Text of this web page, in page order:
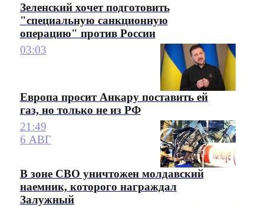
Зеленский хочет подготовить
"специальную санкционную
операцию" против России
03:03
Европа просит Анкару поставить ей
газ, но только не из РФ
21:49
6 АВГ
В зоне СВО уничтожен молдавский
наемник, которого награждал
Залужный